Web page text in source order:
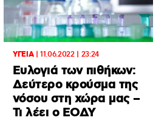
ΥΓΕΙΑ|11.06.2022 | 23:24
Ευλογιά των πιθήκων:
Δεύτερο κρούσμα της
νόσου στη χώρα μας –
Τι λέει ο ΕΟΔΥ